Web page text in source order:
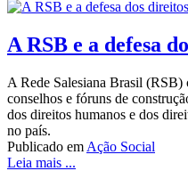
A RSB e a defesa
A Rede Salesiana Brasil (RSB)
conselhos e fóruns de
dos direitos humanos e dos
no país.
Publicado em Ação Social
Leia mais ...